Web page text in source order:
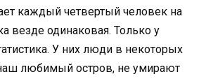
каждый четвертый человек на
везде одинаковая. Только у
У них люди в некоторых
любимый остров, не умирают